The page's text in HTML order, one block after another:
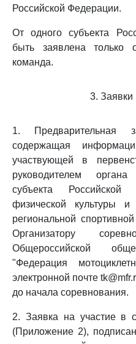
Российской Федерации.
От одного субъекта
быть заявлена только
команда.
3. Заявки
1. Предварительная
содержащая
участвующей в
руководителем
субъекта
физической культуры
региональной
Организатору
Общероссийской
"Федерация
электронной почте
до начала соревнования.
2. Заявка на участие в
(Приложение 2),